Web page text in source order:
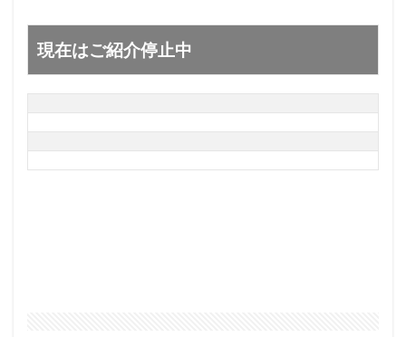
現在はご紹介停止中
現在はご紹介停止中